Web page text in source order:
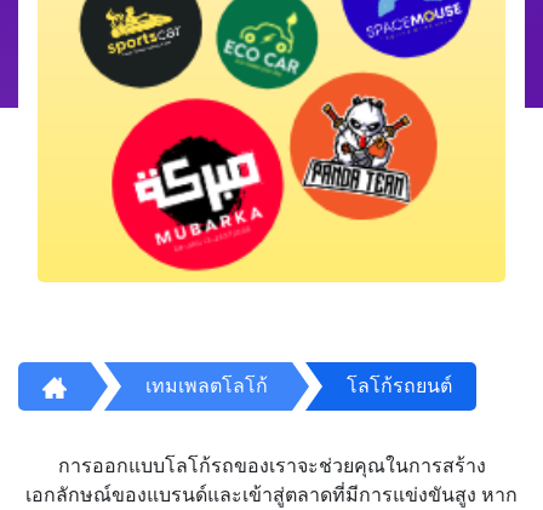
เทมเพลตโลโก้ โลโก้รถยนต์
การออกแบบโลโก้รถของเราจะช่วยคุณในการสร้าง
เอกลักษณ์ของแบรนด์และเข้าสู่ตลาดที่มีการแข่งขันสูง หาก